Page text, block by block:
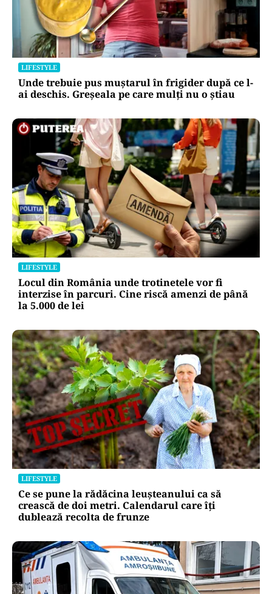
LIFESTYLE
Unde trebuie pus muștarul în frigider după ce l-
ai deschis. Greșeala pe care mulți nu o știau
LIFESTYLE
Locul din România unde trotinetele vor fi
interzise în parcuri. Cine riscă amenzi de până
la 5.000 de lei
LIFESTYLE
Ce se pune la rădăcina leușteanului ca să
crească de doi metri. Calendarul care îți
dublează recolta de frunze